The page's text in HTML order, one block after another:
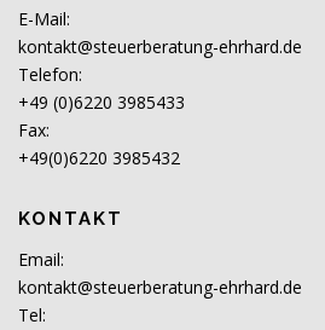
E-Mail:
kontakt@steuerberatung-ehrhard.de
Telefon:
+49 (0)6220 3985433
Fax:
+49(0)6220 3985432
KONTAKT
Email:
kontakt@steuerberatung-ehrhard.de
Tel: